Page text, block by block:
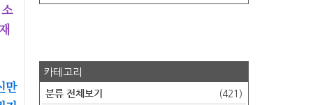
만
카테고리
분류 전체보기 (421)